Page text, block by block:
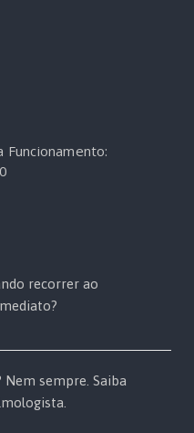
Funcionamento:
recorrer ao
sempre. Saiba